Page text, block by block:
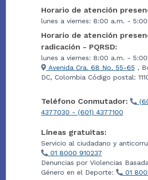
Horario de atención
lunes a viernes: 8:00 a.m. -
Horario de atención
radicación - PQRSD:
lunes a viernes: 8:00 a.m. -
Avenida Cra. 68 No. 55-65 ,
DC, Colombia Código postal:
Teléfono Conmutador:
4377030 - (601) 4377100
Líneas gratuitas:
Servicio al ciudadano y
01 8000 910237
Denuncias por Violencias
Género en el Deporte:
01